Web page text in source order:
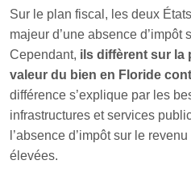
Sur le plan fiscal, les deux
majeur d’une absence d’impôt
Cependant, ils diffèrent sur la
valeur du bien en Floride
différence s’explique par les
infrastructures et services
l’absence d’impôt sur le
élevées.